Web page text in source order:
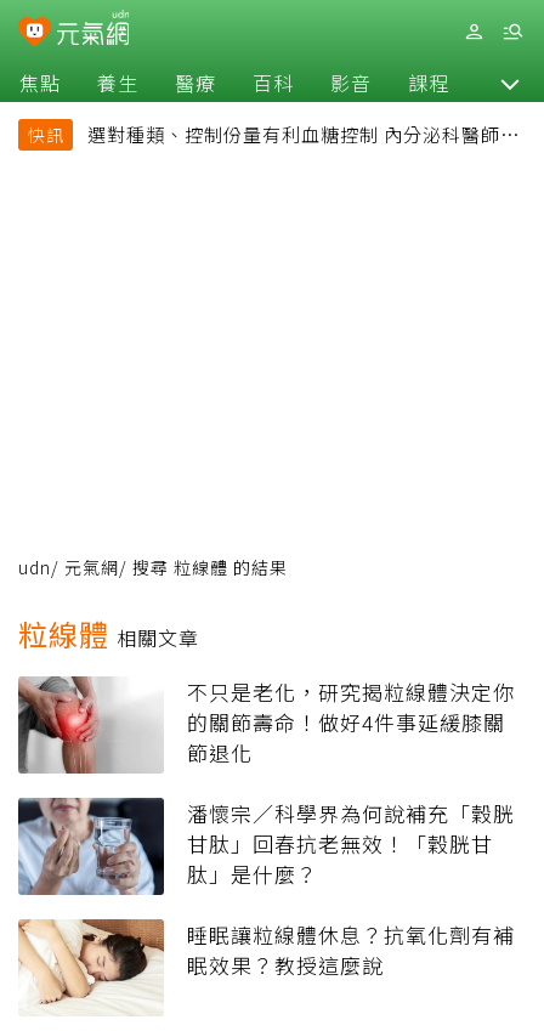
焦點 養生 醫療 百科 影音 課程 退休
快訊
選對種類、控制份量有利血糖控制 內分泌科醫師最
udn/ 元氣網/ 搜尋 粒線體 的結果
粒線體 相關文章
不只是老化，研究揭粒線體決定你
的關節壽命！做好4件事延緩膝關
節退化
潘懷宗／科學界為何說補充「穀胱
甘肽」回春抗老無效！「穀胱甘
肽」是什麼？
睡眠讓粒線體休息？抗氧化劑有補
眠效果？教授這麼說